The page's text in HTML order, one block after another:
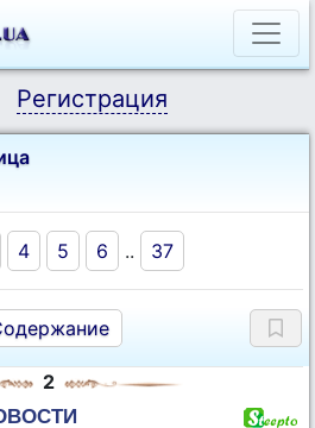
Регистрация
4 5 6 .. 37
2